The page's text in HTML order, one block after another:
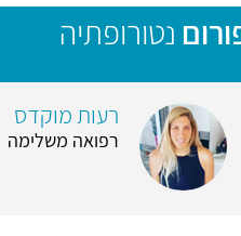
נטורופתיה
רעות מוקדס
רפואה משלימה